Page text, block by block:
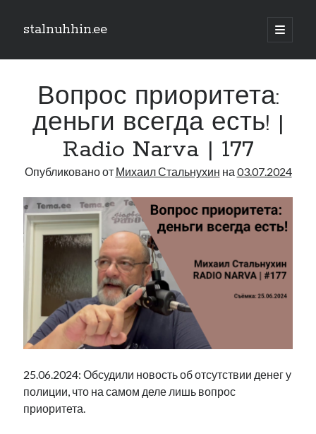
stalnuhhin.ee
отрыть
Боковая
панель
Поиск
В мире
Интервью
Книга
Личное
Нарва и северо-восток
Обзор прессы
Образование
Парламент и правительство
Фотографии
Экономика
Юмор
Вопрос приоритета:
деньги всегда есть! |
Radio Narva | 177
Опубликовано от Михаил Стальнухин на 03.07.2024
25.06.2024: Обсудили новость об отсутствии денег у
полиции, что на самом деле лишь вопрос
приоритета.